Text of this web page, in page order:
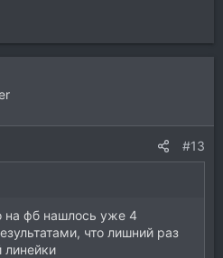
#13
на фб нашлось уже 4
что лишний раз
линейки